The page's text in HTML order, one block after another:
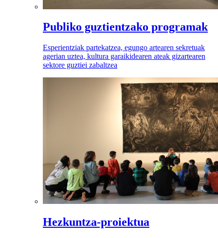
Publiko guztientzako programak
Esperientziak partekatzea, egungo artearen sekretuak
agerian uztea, kultura garaikidearen ateak gizartearen
sektore guztiei zabaltzea
Hezkuntza-proiektua